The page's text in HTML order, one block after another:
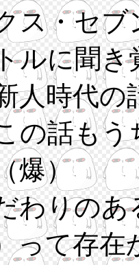
ス・セブ
ルに聞き
人時代の
の話もう
爆）
わりのあ
って存在